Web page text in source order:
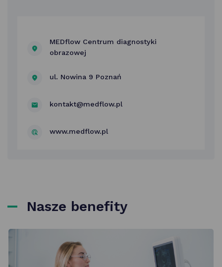
MEDflow Centrum diagnostyki
obrazowej
ul. Nowina 9 Poznań
kontakt@medflow.pl
www.medflow.pl
Nasze benefity